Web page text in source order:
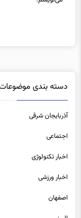
آذربایجان شرقی
اجتماعی
اخبار تکنولوژی
اخبار ورزشی
اصفهان
البرز